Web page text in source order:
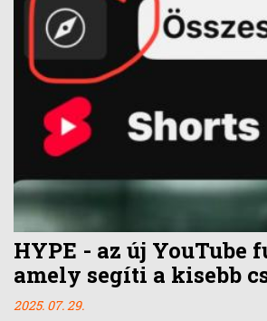
HYPE - az új YouTube
amely segíti a kisebb
2025. 07. 29.